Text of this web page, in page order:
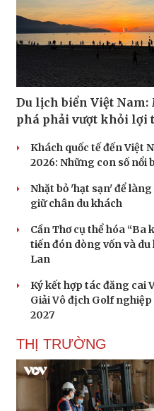
Du lịch biển Việt Nam:
phá phải vượt khỏi lợi
Khách quốc tế đến Việt
2026: Những con số nổi
Nhặt bỏ 'hạt sạn' để
giữ chân du khách
Cần Thơ cụ thể hóa “Ba
tiến đón dòng vốn và du
Lan
Ký kết hợp tác đăng cai
Giải Vô địch Golf
2027
THỊ TRƯỜNG